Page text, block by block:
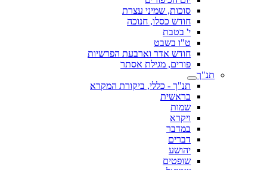
סוכות, שמיני עצרת
חודש כסלו, חנוכה
י' בטבת
ט"ו בשבט
חודש אדר וארבעת הפרשיות
פורים, מגילת אסתר
תנ"ך
תנ"ך - כללי, ביקורת המקרא
בראשית
שמות
ויקרא
במדבר
דברים
יהושע
שופטים